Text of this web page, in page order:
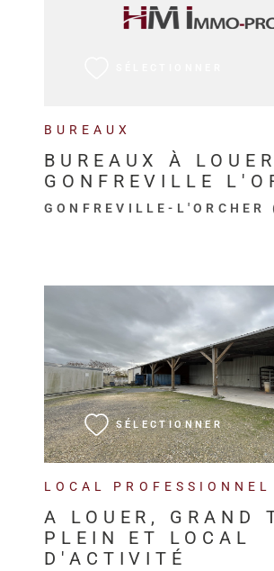
BUREAUX
BUREAUX À
GONFREVILLE
GONFREVILLE-
VOIR LE BIEN
LOCAL PROFESSIONNEL
A LOUER, GRAND
PLEIN ET LOCAL
D'ACTIVITÉ
SÉLECTIONNER
VOIR LE BIEN